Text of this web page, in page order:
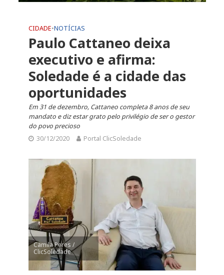
CIDADE•NOTÍCIAS
Paulo Cattaneo deixa
executivo e afirma:
Soledade é a cidade das
oportunidades
Em 31 de dezembro, Cattaneo completa 8 anos de seu
mandato e diz estar grato pelo privilégio de ser o gestor
do povo precioso
30/12/2020
Portal ClicSoledade
Camila Peres /
ClicSoledade